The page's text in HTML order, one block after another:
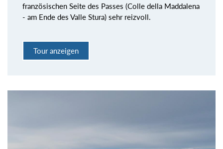
französischen Seite des Passes (Colle della Maddalena
- am Ende des Valle Stura) sehr reizvoll.
Tour anzeigen